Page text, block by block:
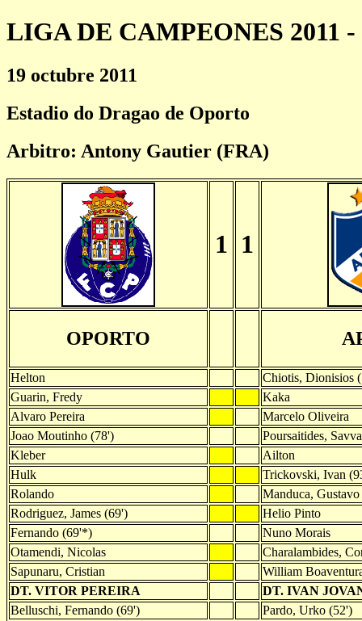
LIGA DE CAMPEONES 2011 -
19 octubre 2011
Estadio do Dragao de Oporto
Arbitro: Antony Gautier (FRA)
1 1
OPORTO
Helton
Chiotis, Dionisios
Guarin, Fredy
Kaka
Alvaro Pereira
Marcelo Oliveira
Joao Moutinho (78')
Poursaitides,
Kleber
Ailton
Hulk
Trickovski, Ivan
Rolando
Manduca,
Rodriguez, James (69')
Helio Pinto
Fernando (69'*)
Nuno Morais
Otamendi, Nicolas
Charalambides,
Sapunaru, Cristian
William
DT. VITOR PEREIRA
DT. IVAN
Belluschi, Fernando (69')
Pardo, Urko (52')